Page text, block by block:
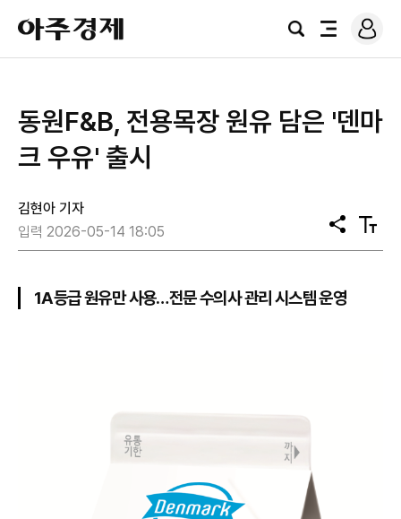
아
주
경
검
전
로
그
동원F&B, 전용목장 원유 담은 '덴마
크 우유' 출시
김현아 기자
입력 2026-05-14 18:05
공
유
텍
스
1A등급 원유만 사용…전문 수의사 관리 시스템 운영